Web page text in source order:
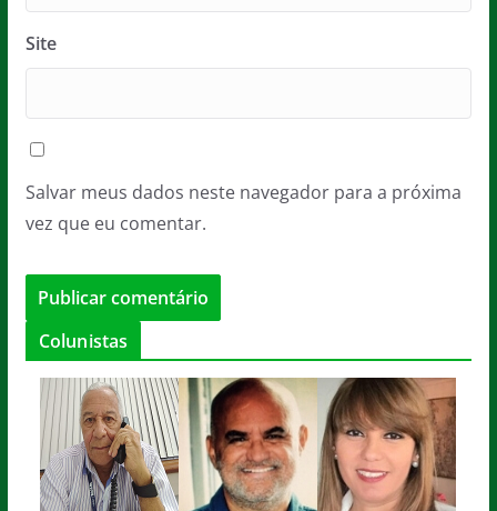
Site
Salvar meus dados neste navegador para a próxima
vez que eu comentar.
Colunistas